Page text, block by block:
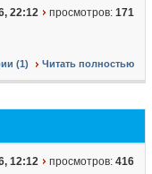
22:12 просмотров: 171
(1) Читать полностью
12:12 просмотров: 416